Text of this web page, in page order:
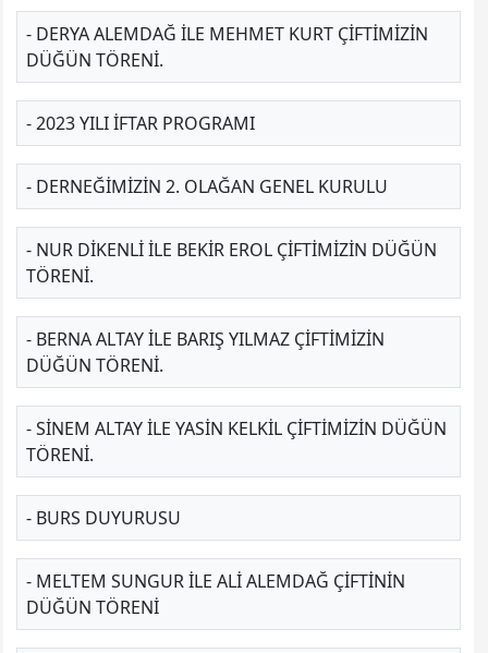
- DERYA ALEMDAĞ ILE MEHMET KURT ÇIFTIMIZIN
DÜĞÜN TÖRENI.
- 2023 YILI İFTAR PROGRAMI
- DERNEĞIMIZIN 2. OLAĞAN GENEL KURULU
- NUR DİKENLİ ILE BEKIR EROL ÇIFTIMIZIN DÜĞÜN
TÖRENI.
- BERNA ALTAY ILE BARIŞ YILMAZ ÇIFTIMIZIN
DÜĞÜN TÖRENI.
- SINEM ALTAY ILE YASIN KELKİL ÇIFTIMIZIN DÜĞÜN
TÖRENI.
- BURS DUYURUSU
- MELTEM SUNGUR ILE ALI ALEMDAĞ ÇIFTININ
DÜĞÜN TÖRENI